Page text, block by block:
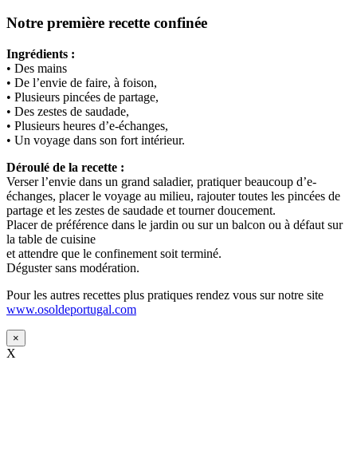
Notre première recette confinée
Ingrédients :
• Des mains
• De l’envie de faire, à foison,
• Plusieurs pincées de partage,
• Des zestes de saudade,
• Plusieurs heures d’e-échanges,
• Un voyage dans son fort intérieur.
Déroulé de la recette :
Verser l’envie dans un grand saladier, pratiquer beaucoup d’e-
échanges, placer le voyage au milieu, rajouter toutes les pincées de
partage et les zestes de saudade et tourner doucement.
Placer de préférence dans le jardin ou sur un balcon ou à défaut sur
la table de cuisine
et attendre que le confinement soit terminé.
Déguster sans modération.
Pour les autres recettes plus pratiques rendez vous sur notre site
www.osoldeportugal.com
×
X